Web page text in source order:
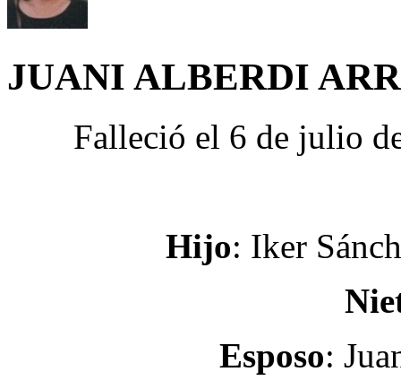
JUANI ALBERDI
Falleció el 6 de julio
Hijo: Iker
Esposo: